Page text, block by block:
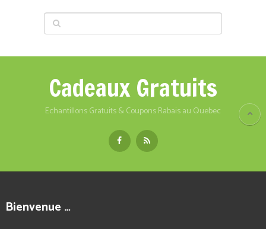
Cadeaux Gratuits
Echantillons Gratuits & Coupons Rabais au Quebec
Bienvenue …